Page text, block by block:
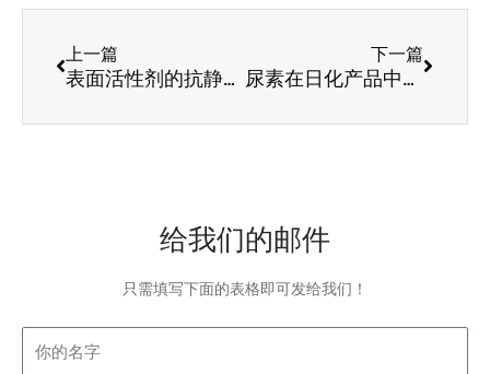
上一篇
表面活性剂的抗静电作用
下一篇
尿素在日化产品中的应用
给我们的邮件
只需填写下面的表格即可发给我们！